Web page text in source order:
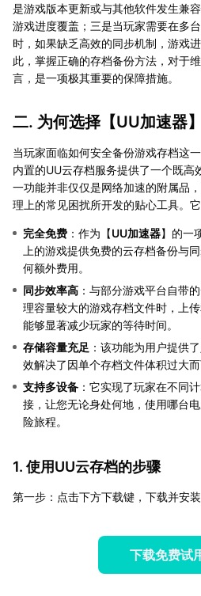
是游戏版本更新或与其他软件发生兼
游戏进度覆盖；三是当玩家需要在多
时，如果缺乏高效的同步机制，游戏
此，掌握正确的存档备份方法，对于
言，是一项极其重要的保障措施。
二. 为何选择【UU加速器
当玩家面临如何安全备份游戏存档这
内置的UU云存档服务提供了一个既高
一功能并非仅仅是网络加速的附属品
理上的常见困扰所开发的贴心工具。
完全免费 ：作为【UU加速器】的一
上的游戏提供免费的云存档备份与
何额外费用。
同步效率高 ：与部分游戏平台自带
理容量较大的游戏存档文件时，上
能够显著减少玩家的等待时间。
存储容量充足 ：该功能为用户提供
效解决了因单个存档文件体积过大
支持多设备 ：它实现了玩家在不同
接，让您无论身处何地，使用哪台
险旅程。
1. 使用UU云存档的步骤
第一步：点击下方下载键，下载并安装
下载免费试